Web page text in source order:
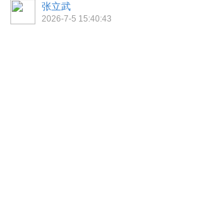
张立武
2026-7-5 15:40:43